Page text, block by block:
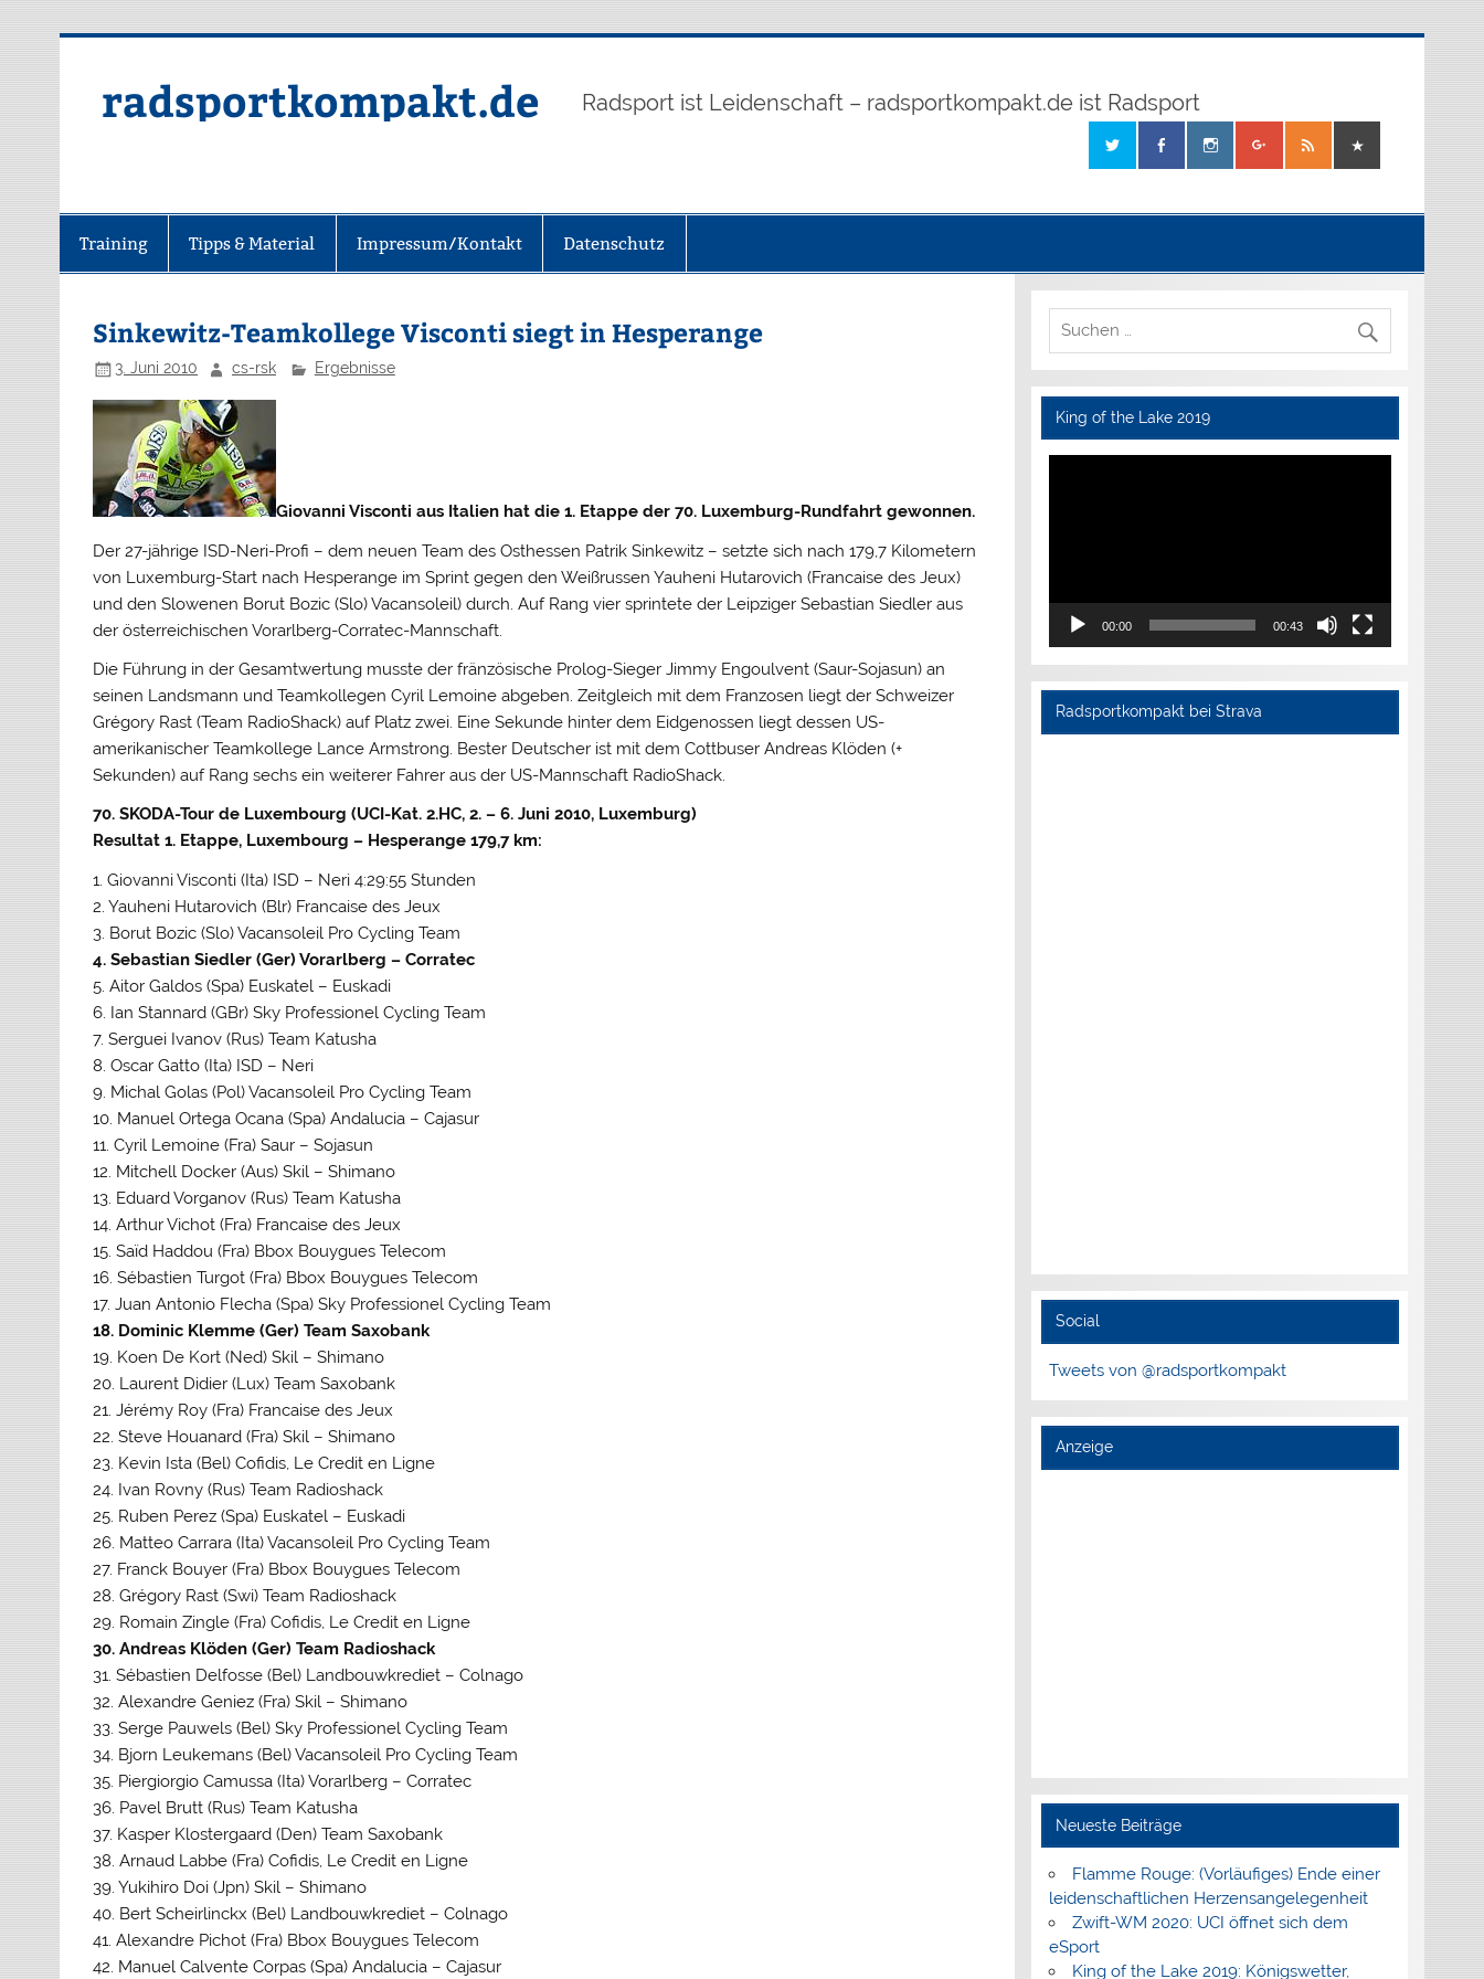
radsportkompakt.de Radsport ist Leidenschaft – radsportkompakt.de ist Radsport
Training Tipps & Material Impressum/Kontakt Datenschutz
Sinkewitz-Teamkollege Visconti siegt in Hesperange
3. Juni 2010 cs-rsk Ergebnisse
Giovanni Visconti aus Italien hat die 1. Etappe der 70. Luxemburg-Rundfahrt gewonnen.
Der 27-jährige ISD-Neri-Profi – dem neuen Team des Osthessen Patrik Sinkewitz – setzte sich nach 179,7 Kilometern
von Luxemburg-Start nach Hesperange im Sprint gegen den Weißrussen Yauheni Hutarovich (Francaise des Jeux)
und den Slowenen Borut Bozic (Slo) Vacansoleil) durch. Auf Rang vier sprintete der Leipziger Sebastian Siedler aus
der österreichischen Vorarlberg-Corratec-Mannschaft.
Die Führung in der Gesamtwertung musste der fränzösische Prolog-Sieger Jimmy Engoulvent (Saur-Sojasun) an
seinen Landsmann und Teamkollegen Cyril Lemoine abgeben. Zeitgleich mit dem Franzosen liegt der Schweizer
Grégory Rast (Team RadioShack) auf Platz zwei. Eine Sekunde hinter dem Eidgenossen liegt dessen US-
amerikanischer Teamkollege Lance Armstrong. Bester Deutscher ist mit dem Cottbuser Andreas Klöden (+
Sekunden) auf Rang sechs ein weiterer Fahrer aus der US-Mannschaft RadioShack.
70. SKODA-Tour de Luxembourg (UCI-Kat. 2.HC, 2. – 6. Juni 2010, Luxemburg)
Resultat 1. Etappe, Luxembourg – Hesperange 179,7 km:
1. Giovanni Visconti (Ita) ISD – Neri 4:29:55 Stunden
2. Yauheni Hutarovich (Blr) Francaise des Jeux
3. Borut Bozic (Slo) Vacansoleil Pro Cycling Team
4. Sebastian Siedler (Ger) Vorarlberg – Corratec
5. Aitor Galdos (Spa) Euskatel – Euskadi
6. Ian Stannard (GBr) Sky Professionel Cycling Team
7. Serguei Ivanov (Rus) Team Katusha
8. Oscar Gatto (Ita) ISD – Neri
9. Michal Golas (Pol) Vacansoleil Pro Cycling Team
10. Manuel Ortega Ocana (Spa) Andalucia – Cajasur
11. Cyril Lemoine (Fra) Saur – Sojasun
12. Mitchell Docker (Aus) Skil – Shimano
13. Eduard Vorganov (Rus) Team Katusha
14. Arthur Vichot (Fra) Francaise des Jeux
15. Saïd Haddou (Fra) Bbox Bouygues Telecom
16. Sébastien Turgot (Fra) Bbox Bouygues Telecom
17. Juan Antonio Flecha (Spa) Sky Professionel Cycling Team
18. Dominic Klemme (Ger) Team Saxobank
19. Koen De Kort (Ned) Skil – Shimano
20. Laurent Didier (Lux) Team Saxobank
21. Jérémy Roy (Fra) Francaise des Jeux
22. Steve Houanard (Fra) Skil – Shimano
23. Kevin Ista (Bel) Cofidis, Le Credit en Ligne
24. Ivan Rovny (Rus) Team Radioshack
25. Ruben Perez (Spa) Euskatel – Euskadi
26. Matteo Carrara (Ita) Vacansoleil Pro Cycling Team
27. Franck Bouyer (Fra) Bbox Bouygues Telecom
28. Grégory Rast (Swi) Team Radioshack
29. Romain Zingle (Fra) Cofidis, Le Credit en Ligne
30. Andreas Klöden (Ger) Team Radioshack
31. Sébastien Delfosse (Bel) Landbouwkrediet – Colnago
32. Alexandre Geniez (Fra) Skil – Shimano
33. Serge Pauwels (Bel) Sky Professionel Cycling Team
34. Bjorn Leukemans (Bel) Vacansoleil Pro Cycling Team
35. Piergiorgio Camussa (Ita) Vorarlberg – Corratec
36. Pavel Brutt (Rus) Team Katusha
37. Kasper Klostergaard (Den) Team Saxobank
38. Arnaud Labbe (Fra) Cofidis, Le Credit en Ligne
39. Yukihiro Doi (Jpn) Skil – Shimano
40. Bert Scheirlinckx (Bel) Landbouwkrediet – Colnago
41. Alexandre Pichot (Fra) Bbox Bouygues Telecom
42. Manuel Calvente Corpas (Spa) Andalucia – Cajasur
King of the Lake 2019
Video-
00:00 00:43
Radsportkompakt bei Strava
Social
Tweets von @radsportkompakt
Anzeige
Neueste Beiträge
Flamme Rouge: (Vorläufiges) Ende einer
leidenschaftlichen Herzensangelegenheit
Zwift-WM 2020: UCI öffnet sich dem
eSport
King of the Lake 2019: Königswetter,